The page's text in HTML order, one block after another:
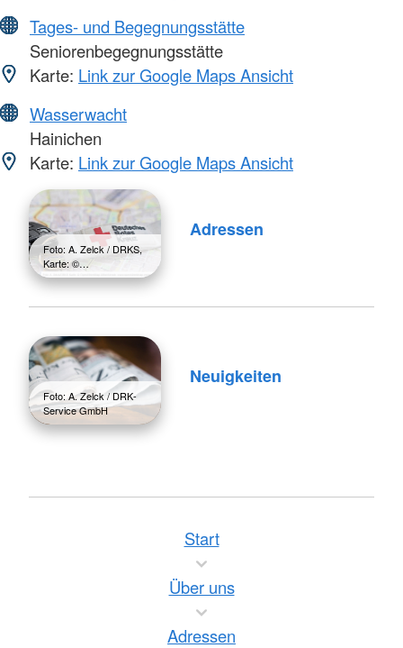
Tages- und Begegnungsstätte
Seniorenbegegnungsstätte
Karte: Link zur Google Maps Ansicht
Wasserwacht
Hainichen
Karte: Link zur Google Maps Ansicht
Foto: A. Zelck / DRKS,
Karte: ©…
Adressen
Foto: A. Zelck / DRK-
Service GmbH
Neuigkeiten
Start
Über uns
Adressen